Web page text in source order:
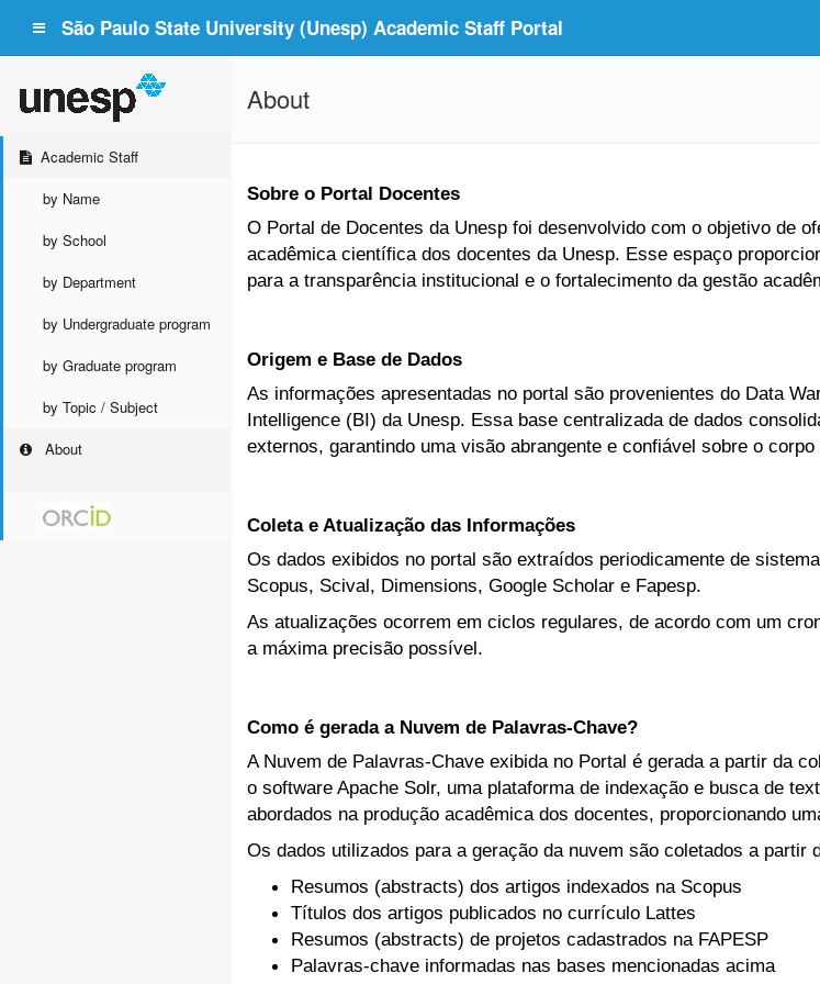
São Paulo State University (Unesp) Academic Staff Portal
Academic Staff
by Name
by School
by Department
by Undergraduate program
by Graduate program
by Topic / Subject
About
About
Sobre o Portal Docentes
O Portal de Docentes da Unesp foi desenvolvido com o objetivo de
acadêmica científica dos docentes da Unesp. Esse espaço
para a transparência institucional e o fortalecimento da gestão
Origem e Base de Dados
As informações apresentadas no portal são provenientes do Data
Intelligence (BI) da Unesp. Essa base centralizada de dados
externos, garantindo uma visão abrangente e confiável sobre o
Coleta e Atualização das Informações
Os dados exibidos no portal são extraídos periodicamente de
Scopus, Scival, Dimensions, Google Scholar e Fapesp.
As atualizações ocorrem em ciclos regulares, de acordo com um
a máxima precisão possível.
Como é gerada a Nuvem de Palavras-Chave?
A Nuvem de Palavras-Chave exibida no Portal é gerada a partir da
o software Apache Solr, uma plataforma de indexação e busca de
abordados na produção acadêmica dos docentes, proporcionando
Os dados utilizados para a geração da nuvem são coletados a partir
Resumos (abstracts) dos artigos indexados na Scopus
Títulos dos artigos publicados no currículo Lattes
Resumos (abstracts) de projetos cadastrados na FAPESP
Palavras-chave informadas nas bases mencionadas acima